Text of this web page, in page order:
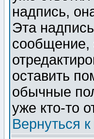
надпись,
Эта
сообщение,
оставить
обычные
уже кто-то
Вернуться